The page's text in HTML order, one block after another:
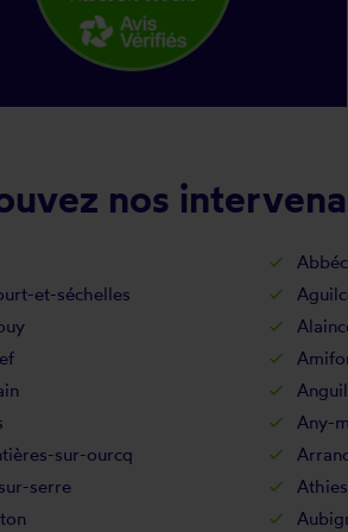
nos
et-séchelles
Any-
sur-ourcq
serre